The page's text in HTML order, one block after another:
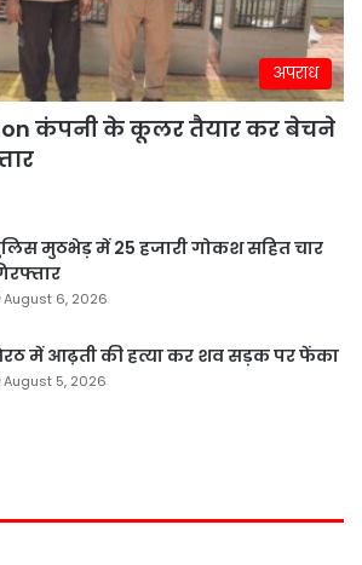
अपराध
कंपनी के कूलर तैयार कर बेचने
मुठभेड़ में 25 हजारी गोकश सहित चार
August 6, 2026
में आढ़ती की हत्या कर शव सड़क पर फेंका
August 5, 2026